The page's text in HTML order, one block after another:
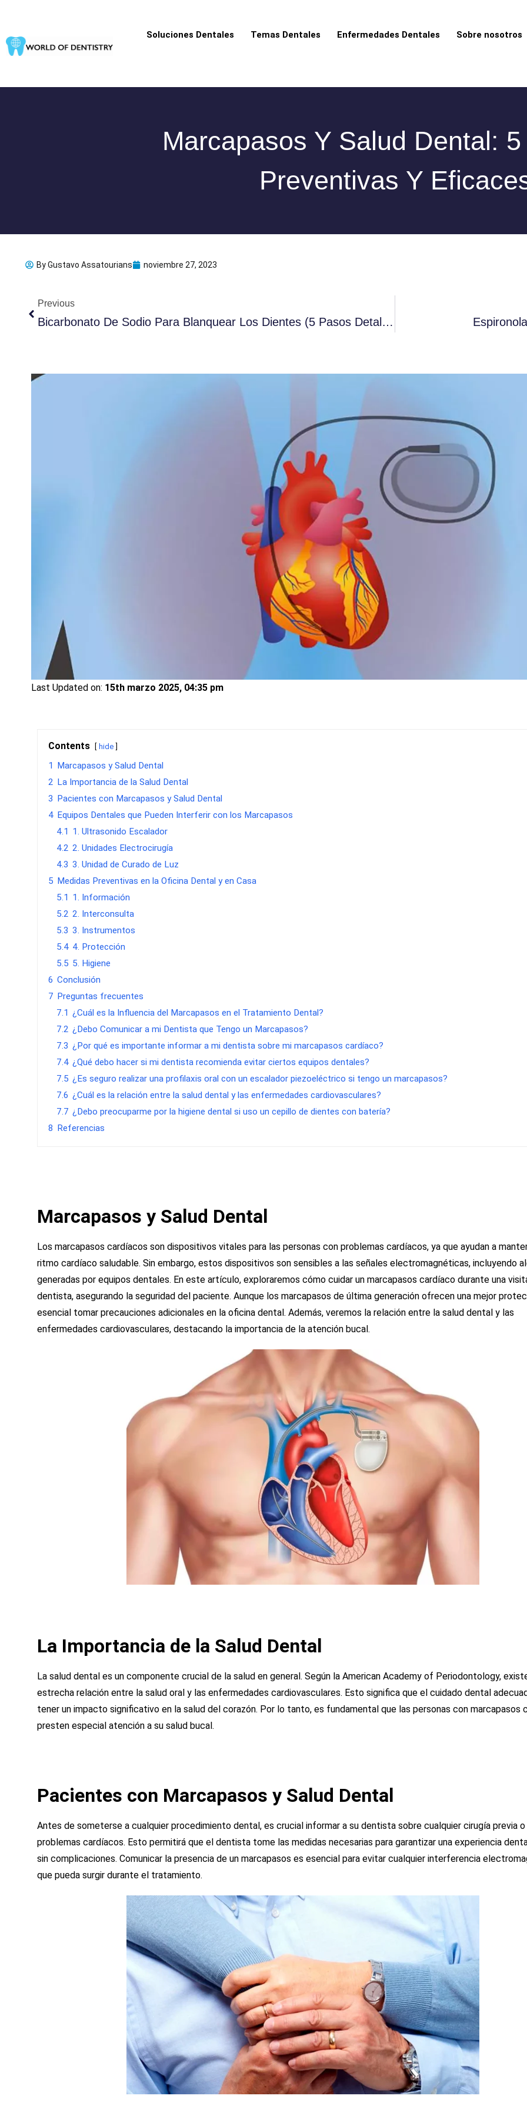
contenido
Soluciones Dentales Temas Dentales Enfermedades Dentales Sobre nosotros
Marcapasos Y Salud Dental:
Preventivas Y
ByGustavo Assatourians noviembre 27, 2023
Previous
Bicarbonato De Sodio Para Blanquear Los Dientes (5 Pasos Detallados Y Beneficios)
Last Updated on: 15th marzo 2025, 04:35 pm
Contents hide
1 Marcapasos y Salud Dental
2 La Importancia de la Salud Dental
3 Pacientes con Marcapasos y Salud Dental
4 Equipos Dentales que Pueden Interferir con los Marcapasos
4.1 1. Ultrasonido Escalador
4.2 2. Unidades Electrocirugía
4.3 3. Unidad de Curado de Luz
5 Medidas Preventivas en la Oficina Dental y en Casa
5.1 1. Información
5.2 2. Interconsulta
5.3 3. Instrumentos
5.4 4. Protección
5.5 5. Higiene
6 Conclusión
7 Preguntas frecuentes
7.1 ¿Cuál es la Influencia del Marcapasos en el Tratamiento Dental?
7.2 ¿Debo Comunicar a mi Dentista que Tengo un Marcapasos?
7.3 ¿Por qué es importante informar a mi dentista sobre mi marcapasos cardíaco?
7.4 ¿Qué debo hacer si mi dentista recomienda evitar ciertos equipos dentales?
7.5 ¿Es seguro realizar una profilaxis oral con un escalador piezoeléctrico si tengo un marcapasos?
7.6 ¿Cuál es la relación entre la salud dental y las enfermedades cardiovasculares?
7.7 ¿Debo preocuparme por la higiene dental si uso un cepillo de dientes con batería?
8 Referencias
Marcapasos y Salud Dental
Los marcapasos cardíacos son dispositivos vitales para las personas con problemas cardíacos, ya que ayudan a
ritmo cardíaco saludable. Sin embargo, estos dispositivos son sensibles a las señales electromagnéticas, incluyendo
generadas por equipos dentales. En este artículo, exploraremos cómo cuidar un marcapasos cardíaco durante una
dentista, asegurando la seguridad del paciente. Aunque los marcapasos de última generación ofrecen una mejor
esencial tomar precauciones adicionales en la oficina dental. Además, veremos la relación entre la salud dental y las
enfermedades cardiovasculares, destacando la importancia de la atención bucal.
La Importancia de la Salud Dental
La salud dental es un componente crucial de la salud en general. Según la American Academy of Periodontology,
estrecha relación entre la salud oral y las enfermedades cardiovasculares. Esto significa que el cuidado dental
tener un impacto significativo en la salud del corazón. Por lo tanto, es fundamental que las personas con marcapasos
presten especial atención a su salud bucal.
Pacientes con Marcapasos y Salud Dental
Antes de someterse a cualquier procedimiento dental, es crucial informar a su dentista sobre cualquier cirugía previa o
problemas cardíacos. Esto permitirá que el dentista tome las medidas necesarias para garantizar una experiencia
sin complicaciones. Comunicar la presencia de un marcapasos es esencial para evitar cualquier interferencia
que pueda surgir durante el tratamiento.